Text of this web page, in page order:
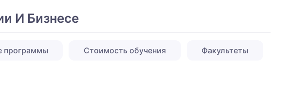
И Бизнесе
программы Стоимость обучения Факультеты